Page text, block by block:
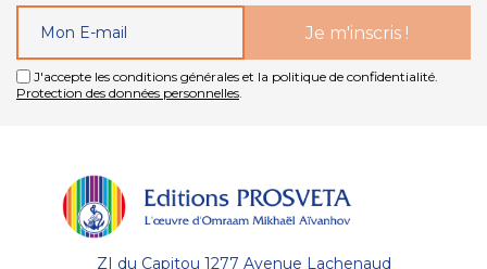
J'accepte les conditions générales et la politique de confidentialité.
Protection des données personnelles.
ZI du Capitou 1277 Avenue Lachenaud